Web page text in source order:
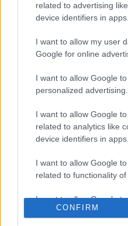
related to advertising
device identifiers in apps.
I want to allow my user
Google for online
I want to allow Google
personalized advertising.
I want to allow Google
related to analytics like
device identifiers in apps.
I want to allow Google
related to functionality
I want to allow Google to
related to personalization.
CONFIRM
Διαβάστε ακόμη
O
πλησίαζε τα
Εκείνος που
Ιστορίας!
Ελισάβετ
«Κάθε
είμαστε
Στον
bar για τον